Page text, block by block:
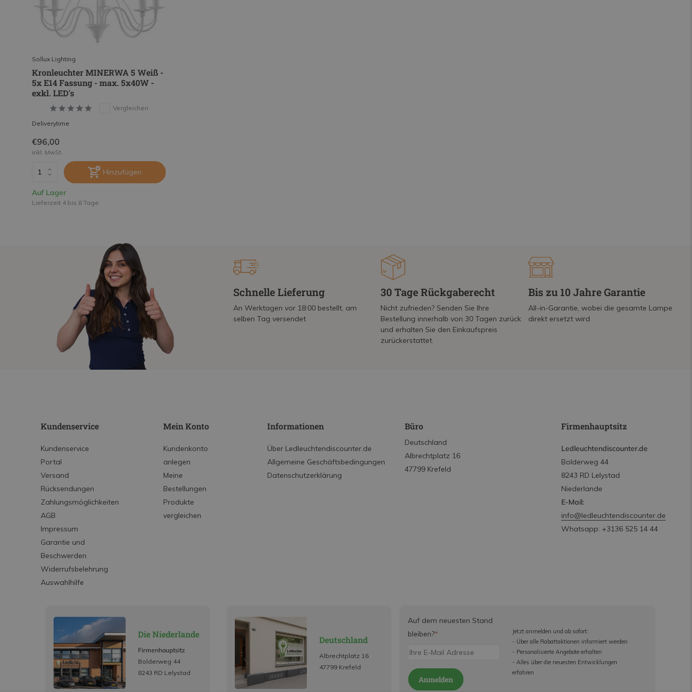
Sollux Lighting
Kronleuchter MINERWA 5 Weiß -
5x E14 Fassung - max. 5x40W -
exkl. LED's
Vergleichen
Deliverytime
€96,00
inkl. MwSt.
Hinzufügen
Auf Lager
Lieferzeit 4 bis 8 Tage
Schnelle Lieferung
An Werktagen vor 18:00 bestellt, am
selben Tag versendet
30 Tage Rückgaberecht
Nicht zufrieden? Senden Sie Ihre
Bestellung innerhalb von 30 Tagen zurück
und erhalten Sie den Einkaufspreis
zurückerstattet.
Bis zu 10 Jahre Garantie
All-in-Garantie, wobei die gesamte Lampe
direkt ersetzt wird
Kundenservice
Kundenservice
Portal
Versand
Rücksendungen
Zahlungsmöglichkeiten
AGB
Impressum
Garantie und
Beschwerden
Widerrufsbelehrung
Auswahlhilfe
Mein Konto
Kundenkonto
anlegen
Meine
Bestellungen
Produkte
vergleichen
Informationen
Über Ledleuchtendiscounter.de
Allgemeine Geschäftsbedingungen
Datenschutzerklärung
Büro
Deutschland
Albrechtplatz 16
47799 Krefeld
Firmenhauptsitz
Ledleuchtendiscounter.de
Bolderweg 44
8243 RD Lelystad
Niederlande
E-Mail:
info@ledleuchtendiscounter.de
Whatsapp: +3136 525 14 44
Die Niederlande
Firmenhauptsitz
Bolderweg 44
8243 RD Lelystad
Deutschland
Albrechtplatz 16
47799 Krefeld
Auf dem neuesten Stand
bleiben?*
Anmelden
Jetzt anmelden und ab sofort:
- Über alle Rabattaktionen informiert werden
- Personalisierte Angebote erhalten
- Alles über die neuesten Entwicklungen
erfahren